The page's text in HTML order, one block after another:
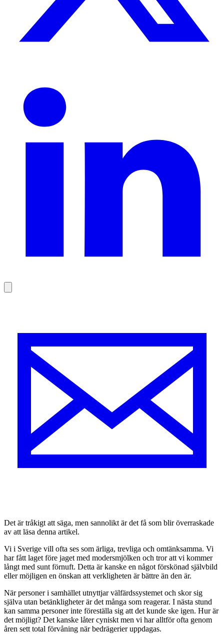
Det är tråkigt att säga, men sannolikt är det få som blir överraskade
av att läsa denna artikel.
Vi i Sverige vill ofta ses som ärliga, trevliga och omtänksamma. Vi
har fått laget före jaget med modersmjölken och tror att vi kommer
långt med sunt förnuft. Detta är kanske en något förskönad självbild
eller möjligen en önskan att verkligheten är bättre än den är.
När personer i samhället utnyttjar välfärds­systemet och skor sig
själva utan betänkligheter är det många som reagerar. I nästa stund
kan samma personer inte föreställa sig att det kunde ske igen. Hur är
det möjligt? Det kanske låter cyniskt men vi har alltför ofta genom
åren sett total förvåning när bedrägerier uppdagas.